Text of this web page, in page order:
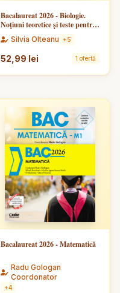
Bacalaureat 2026 - Biologie.
Noțiuni teoretice și teste pentru
Silvia Olteanu +5
52,99 lei 1 ofertă
Bacalaureat 2026 - Matematică
Radu Gologan
Coordonator
+4